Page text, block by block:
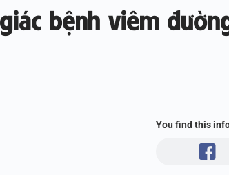
bệnh viêm
You find this